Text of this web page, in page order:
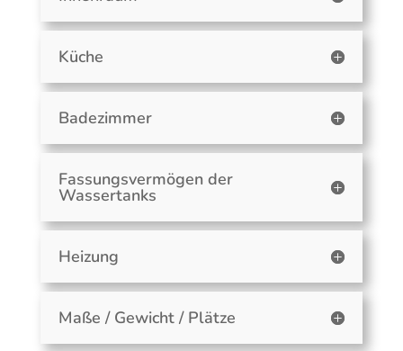
Küche
Badezimmer
Fassungsvermögen der
Wassertanks
Heizung
Maße / Gewicht / Plätze